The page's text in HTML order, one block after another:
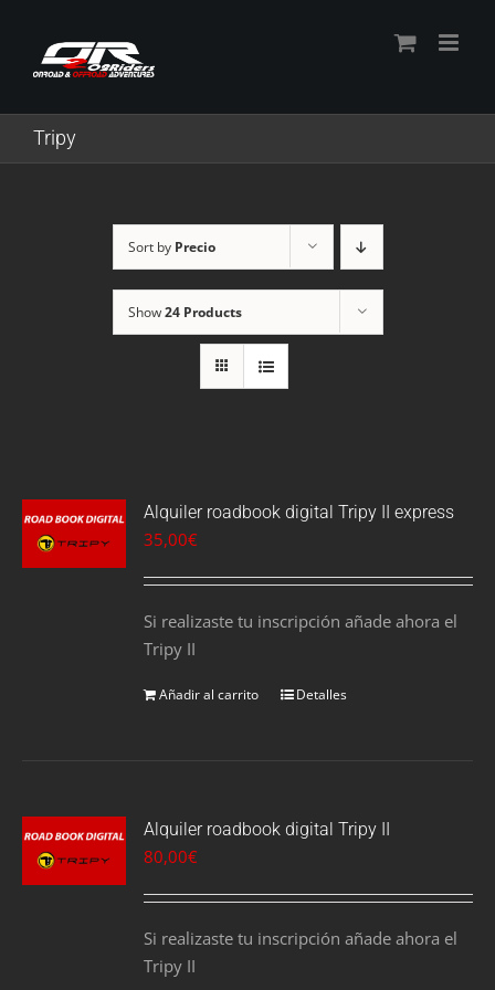
content
Tripy
Sort by Precio
Show24 Products
Alquiler roadbook digital Tripy II express
35,00€
Si realizaste tu inscripción añade ahora el
Tripy II
Añadir al carrito Detalles
Alquiler roadbook digital Tripy II
80,00€
Si realizaste tu inscripción añade ahora el
Tripy II